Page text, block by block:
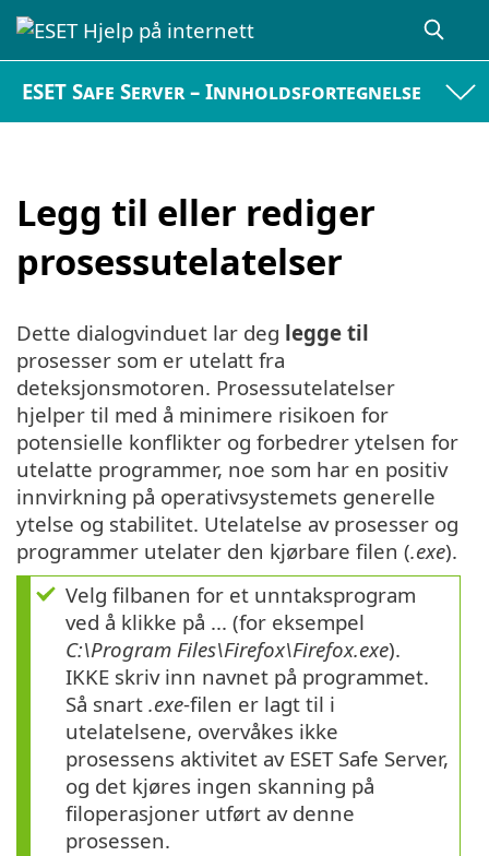
ESET Safe Server – Innholdsfortegnelse
Legg til eller rediger
prosessutelatelser
Dette dialogvinduet lar deg legge til
prosesser som er utelatt fra
deteksjonsmotoren. Prosessutelatelser
hjelper til med å minimere risikoen for
potensielle konflikter og forbedrer ytelsen for
utelatte programmer, noe som har en positiv
innvirkning på operativsystemets generelle
ytelse og stabilitet. Utelatelse av prosesser og
programmer utelater den kjørbare filen (.exe).
Velg filbanen for et unntaksprogram
ved å klikke på ... (for eksempel
C:\Program Files\Firefox\Firefox.exe).
IKKE skriv inn navnet på programmet.
Så snart .exe-filen er lagt til i
utelatelsene, overvåkes ikke
prosessens aktivitet av ESET Safe Server,
og det kjøres ingen skanning på
filoperasjoner utført av denne
prosessen.